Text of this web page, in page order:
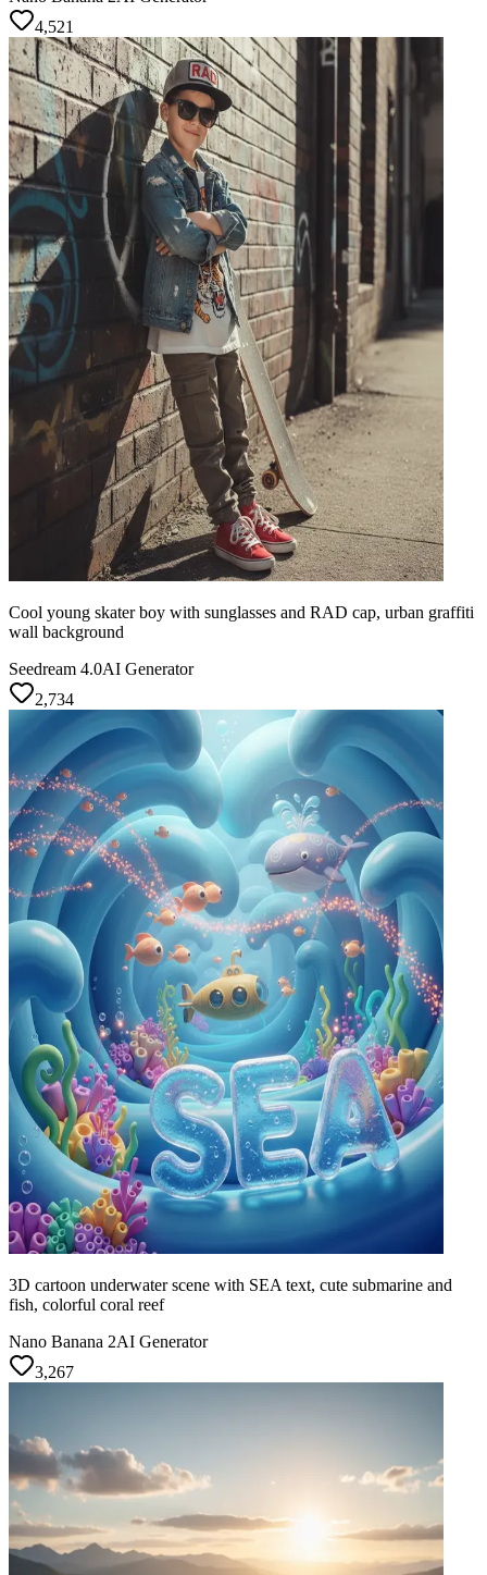
4,521
Cool young skater boy with sunglasses and RAD cap, urban graffiti
wall background
Seedream 4.0AI Generator
2,734
3D cartoon underwater scene with SEA text, cute submarine and
fish, colorful coral reef
Nano Banana 2AI Generator
3,267